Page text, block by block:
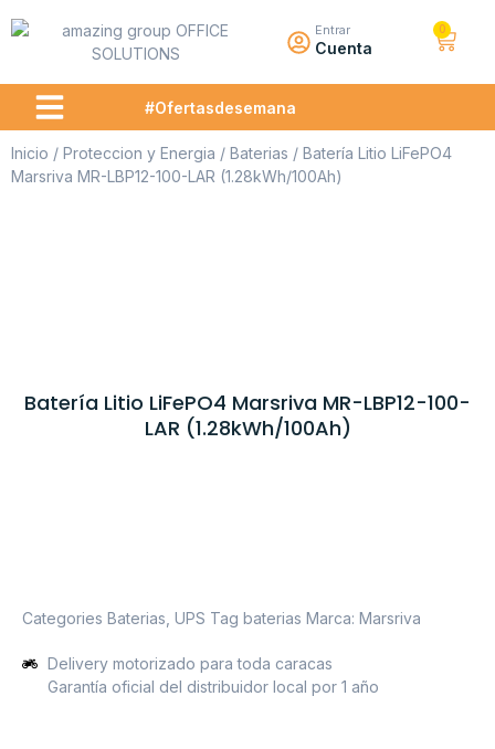
Entrar
Cuenta
0
#Ofertasdesemana
Inicio / Proteccion y Energia / Baterias / Batería Litio LiFePO4
Marsriva MR-LBP12-100-LAR (1.28kWh/100Ah)
Batería Litio LiFePO4 Marsriva MR-LBP12-100-
LAR (1.28kWh/100Ah)
Categories Baterias UPS Tag baterias Marca: Marsriva
Delivery motorizado para toda caracas
Garantía oficial del distribuidor local por 1 año